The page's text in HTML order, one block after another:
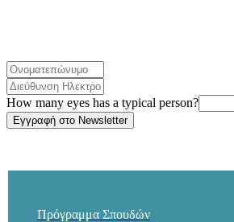
How many eyes has a typical person?
Πρόγραμμα Σπουδών